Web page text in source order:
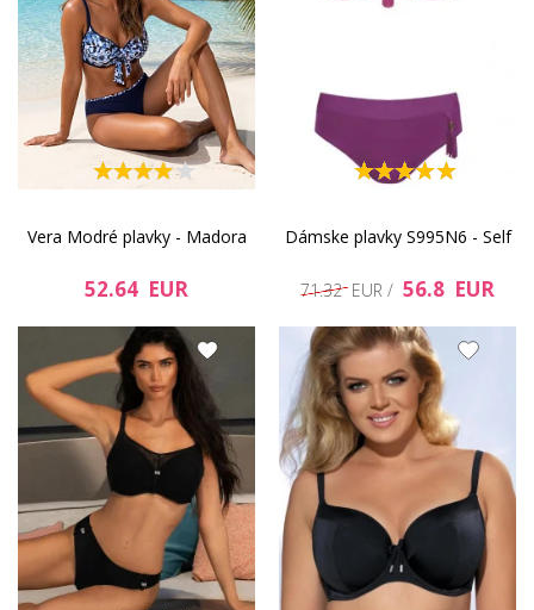
Vera Modré plavky - Madora
52.64 EUR
Dámske plavky S995N6 - Self
71.32 EUR / 56.8 EUR